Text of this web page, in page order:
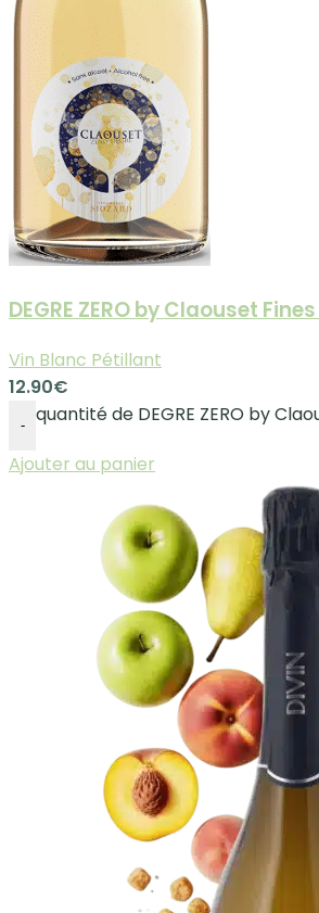
DEGRE ZERO by Claouset
Vin Blanc Pétillant
12.90€
-
quantité de DEGRE ZERO by
Ajouter au panier